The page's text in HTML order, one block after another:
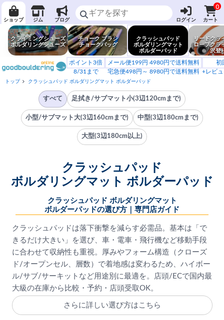
ショップ ジム ブログ ログイン
0
カート
クライミングシューズ
ボルダリングシューズ
チョーク ブラシ
チョークバッグ
クラッシュパッド
ボルダリングマット
ボルダーパッド
リードクラ
ロープクラ
沢登
ポイント3倍
8/31まで
メール便199円 4980円で送料無料
宅急便498円～ 8980円で送料無料
初
+レビ
トップ クラッシュパッド ボルダリングマット ボルダーパッド
すべて 足拭き/サブマット小(3辺120cmまで)
小型/サブマット大(3辺160cmまで) 中型(3辺180cmまで)
大型(3辺180cm以上)
クラッシュパッド
ボルダリングマット ボルダーパッド
クラッシュパッド ボルダリングマット
ボルダーパッドの選び方｜専門店ガイド
クラッシュパッドは落下衝撃を減らす必需品。基本は「で
きるだけ大きい」を選び、車・電車・飛行機など移動手段
に合わせて収納性も重視。厚みやフォーム構造（クローズ
ド/オープンセル、層数）で着地感は変わるため、ハイボー
ル/サブ/サーキットなど用途別に最適を。店頭/ECで国内最
大級の在庫から比較・予約・店頭受取OK。
さらに詳しい選び方はこちら